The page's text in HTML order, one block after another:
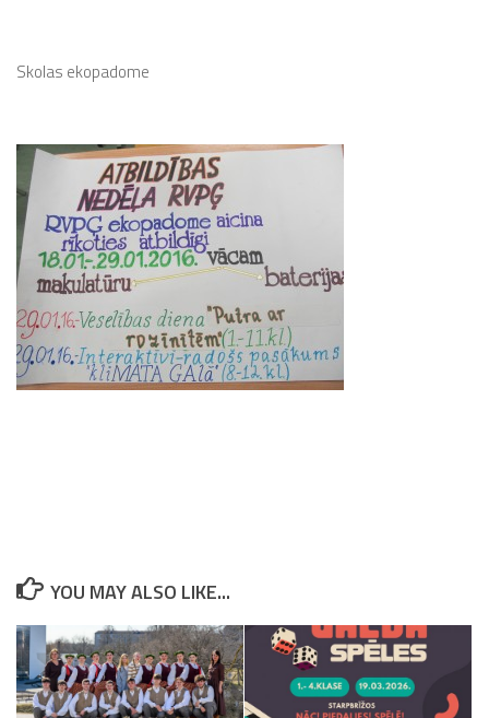
Skolas ekopadome
YOU MAY ALSO LIKE...